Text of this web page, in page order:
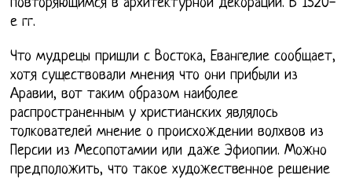
повторяющимся в архитектурной декорации. В 1520-
е гг.
Что мудрецы пришли с Востока, Евангелие сообщает,
хотя существовали мнения что они прибыли из
Аравии, вот таким образом наиболее
распространенным у христианских являлось
толкователей мнение о происхождении волхвов из
Персии из Месопотамии или даже Эфиопии. Можно
предположить, что такое художественное решение